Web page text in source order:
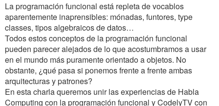
La programación funcional está repleta de vocablos
aparentemente inaprensibles: mónadas, funtores, type
classes, tipos algebraicos de datos…
Todos estos conceptos de la programación funcional
pueden parecer alejados de lo que acostumbramos a usar
en el mundo más puramente orientado a objetos. No
obstante, ¿qué pasa si ponemos frente a frente ambas
arquitecturas y patrones?
En esta charla queremos unir las experiencias de Habla
Computing con la programación funcional y CodelyTV con